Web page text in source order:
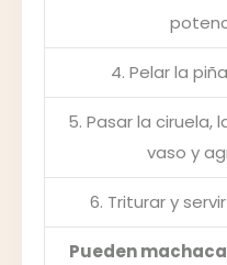
4. Pelar la
5. Pasar la ciruela,
vaso y
6. Triturar y
Pueden